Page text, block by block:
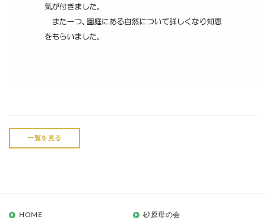
一覧を見る
HOME 砂原母の会